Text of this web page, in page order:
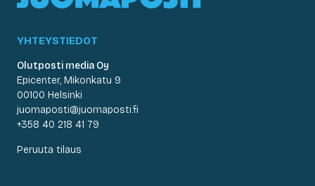
YHTEYSTIEDOT
Olutposti media Oy
Epicenter, Mikonkatu 9
00100 Helsinki
juomaposti@juomaposti.fi
+358 40 218 41 79
Peruuta tilaus